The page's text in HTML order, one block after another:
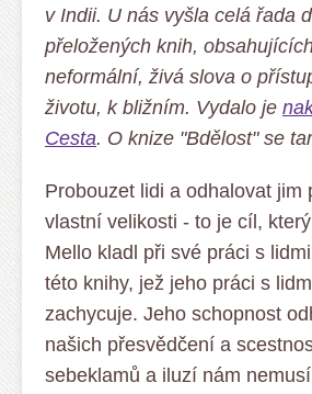
v Indii. U nás vyšla celá řada
přeložených knih,
neformální, živá slova o
životu, k bližním. Vydalo je
Cesta. O knize "Bdělost" se
Probouzet lidi a odhalovat jim
vlastní velikosti - to je cíl,
Mello kladl při své práci s
této knihy, jež jeho práci s
zachycuje. Jeho schopnost
našich přesvědčení a
sebeklamů a iluzí nám